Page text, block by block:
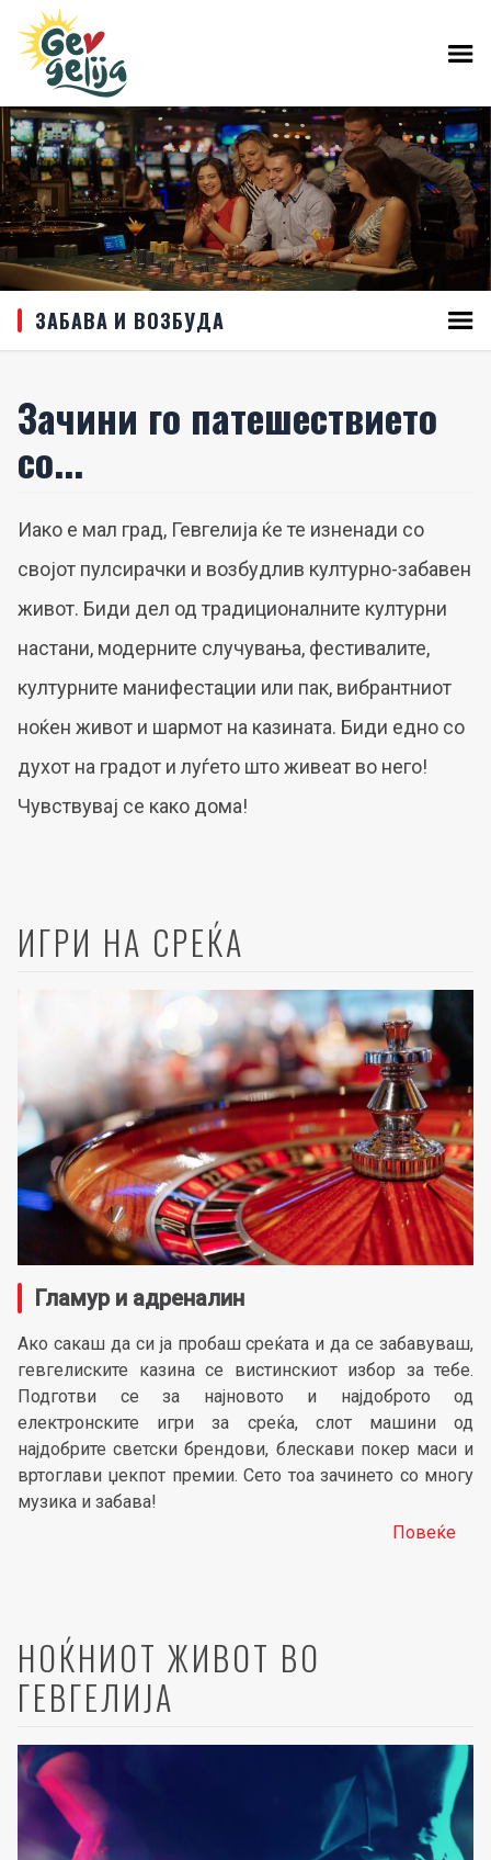
ЗАБАВА И ВОЗБУДА
Зачини го патешествието
со...
Иако е мал град, Гевгелија ќе те изненади со
својот пулсирачки и возбудлив културно-забавен
живот. Биди дел од традиционалните културни
настани, модерните случувања, фестивалите,
културните манифестации или пак, вибрантниот
ноќен живот и шармот на казината. Биди едно со
духот на градот и луѓето што живеат во него!
Чувствувај се како дома!
ИГРИ НА СРЕЌА
Гламур и адреналин
Ако сакаш да си ја пробаш среќата и да се забавуваш,
гевгелиските казина се вистинскиот избор за тебе.
Подготви се за најновото и најдоброто од
електронските игри за среќа, слот машини од
најдобрите светски брендови, блескави покер маси и
вртоглави џекпот премии. Сето тоа зачинето со многу
музика и забава!
Повеќе
НОЌНИОТ ЖИВОТ ВО
ГЕВГЕЛИЈА